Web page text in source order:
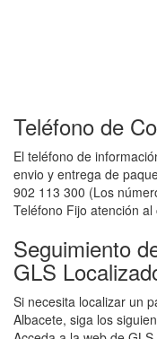
Teléfono de
El teléfono de
envio y entrega de
902 113 300 (Los
Teléfono Fijo atención
Seguimiento
GLS
Si necesita localizar un
Albacete, siga los